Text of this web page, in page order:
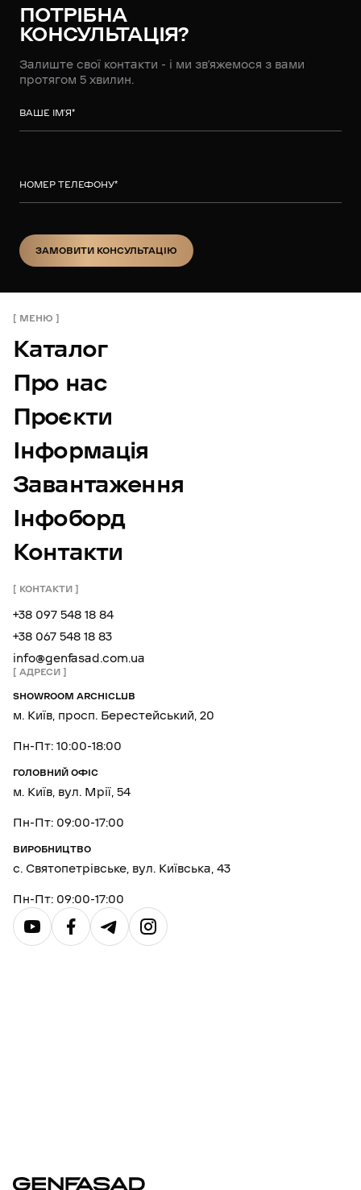
ПОТРІБНА
КОНСУЛЬТАЦІЯ?
Залиште свої контакти - і ми зв’яжемося з вами
протягом 5 хвилин.
ВАШЕ ІМ’Я*
НОМЕР ТЕЛЕФОНУ*
ЗАМОВИТИ КОНСУЛЬТАЦІЮ
МЕНЮ
Каталог
Про нас
Проєкти
Інформація
Завантаження
Інфоборд
Контакти
КОНТАКТИ
+38 097 548 18 84
+38 067 548 18 83
info@genfasad.com.ua
АДРЕСИ
SHOWROOM ARCHICLUB
м. Київ, просп. Берестейський, 20
Пн-Пт: 10:00-18:00
ГОЛОВНИЙ ОФІС
м. Київ, вул. Мрії, 54
Пн-Пт: 09:00-17:00
ВИРОБНИЦТВО
с. Святопетрівське, вул. Київська, 43
Пн-Пт: 09:00-17:00